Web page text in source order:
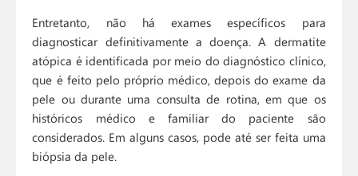
Entretanto, não há exames específicos para
diagnosticar definitivamente a doença. A dermatite
atópica é identificada por meio do diagnóstico clínico,
que é feito pelo próprio médico, depois do exame da
pele ou durante uma consulta de rotina, em que os
históricos médico e familiar do paciente são
considerados. Em alguns casos, pode até ser feita uma
biópsia da pele.